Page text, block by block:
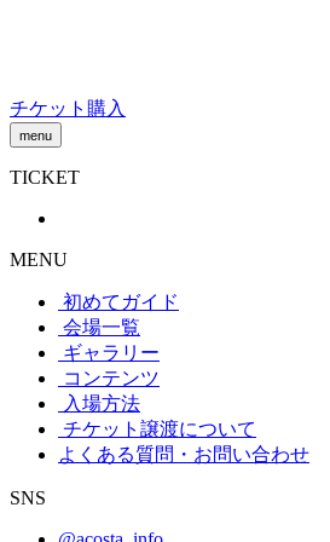
チケット購入
menu
TICKET
MENU
初めてガイド
会場一覧
ギャラリー
コンテンツ
入場方法
チケット譲渡について
よくある質問・お問い合わせ
SNS